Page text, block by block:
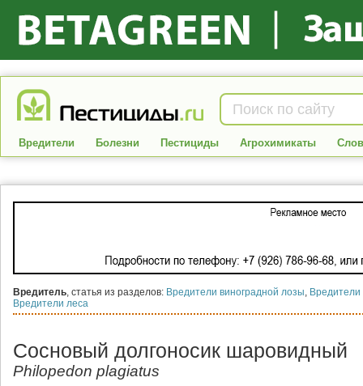
Вредители Болезни Пестициды Агрохимикаты
Вредитель, статья из разделов: Вредители виноградной лозы, Вредители
Вредители леса
Сосновый долгоносик шаровидный
Philopedon plagiatus